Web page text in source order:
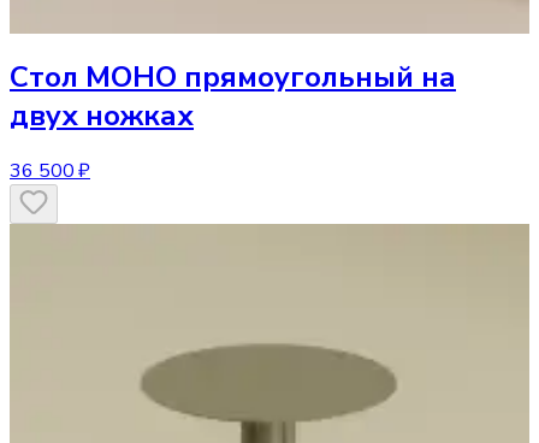
Стол МОНО прямоугольный на
двух ножках
36 500 ₽